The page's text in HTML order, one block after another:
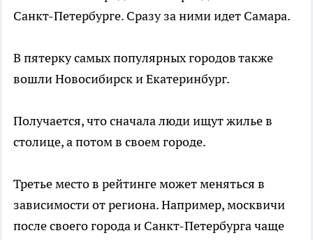
Санкт-Петербурге. Сразу за ними идет Самара.
В пятерку самых популярных городов также
вошли Новосибирск и Екатеринбург.
Получается, что сначала люди ищут жилье в
столице, а потом в своем городе.
Третье место в рейтинге может меняться в
зависимости от региона. Например, москвичи
после своего города и Санкт-Петербурга чаще